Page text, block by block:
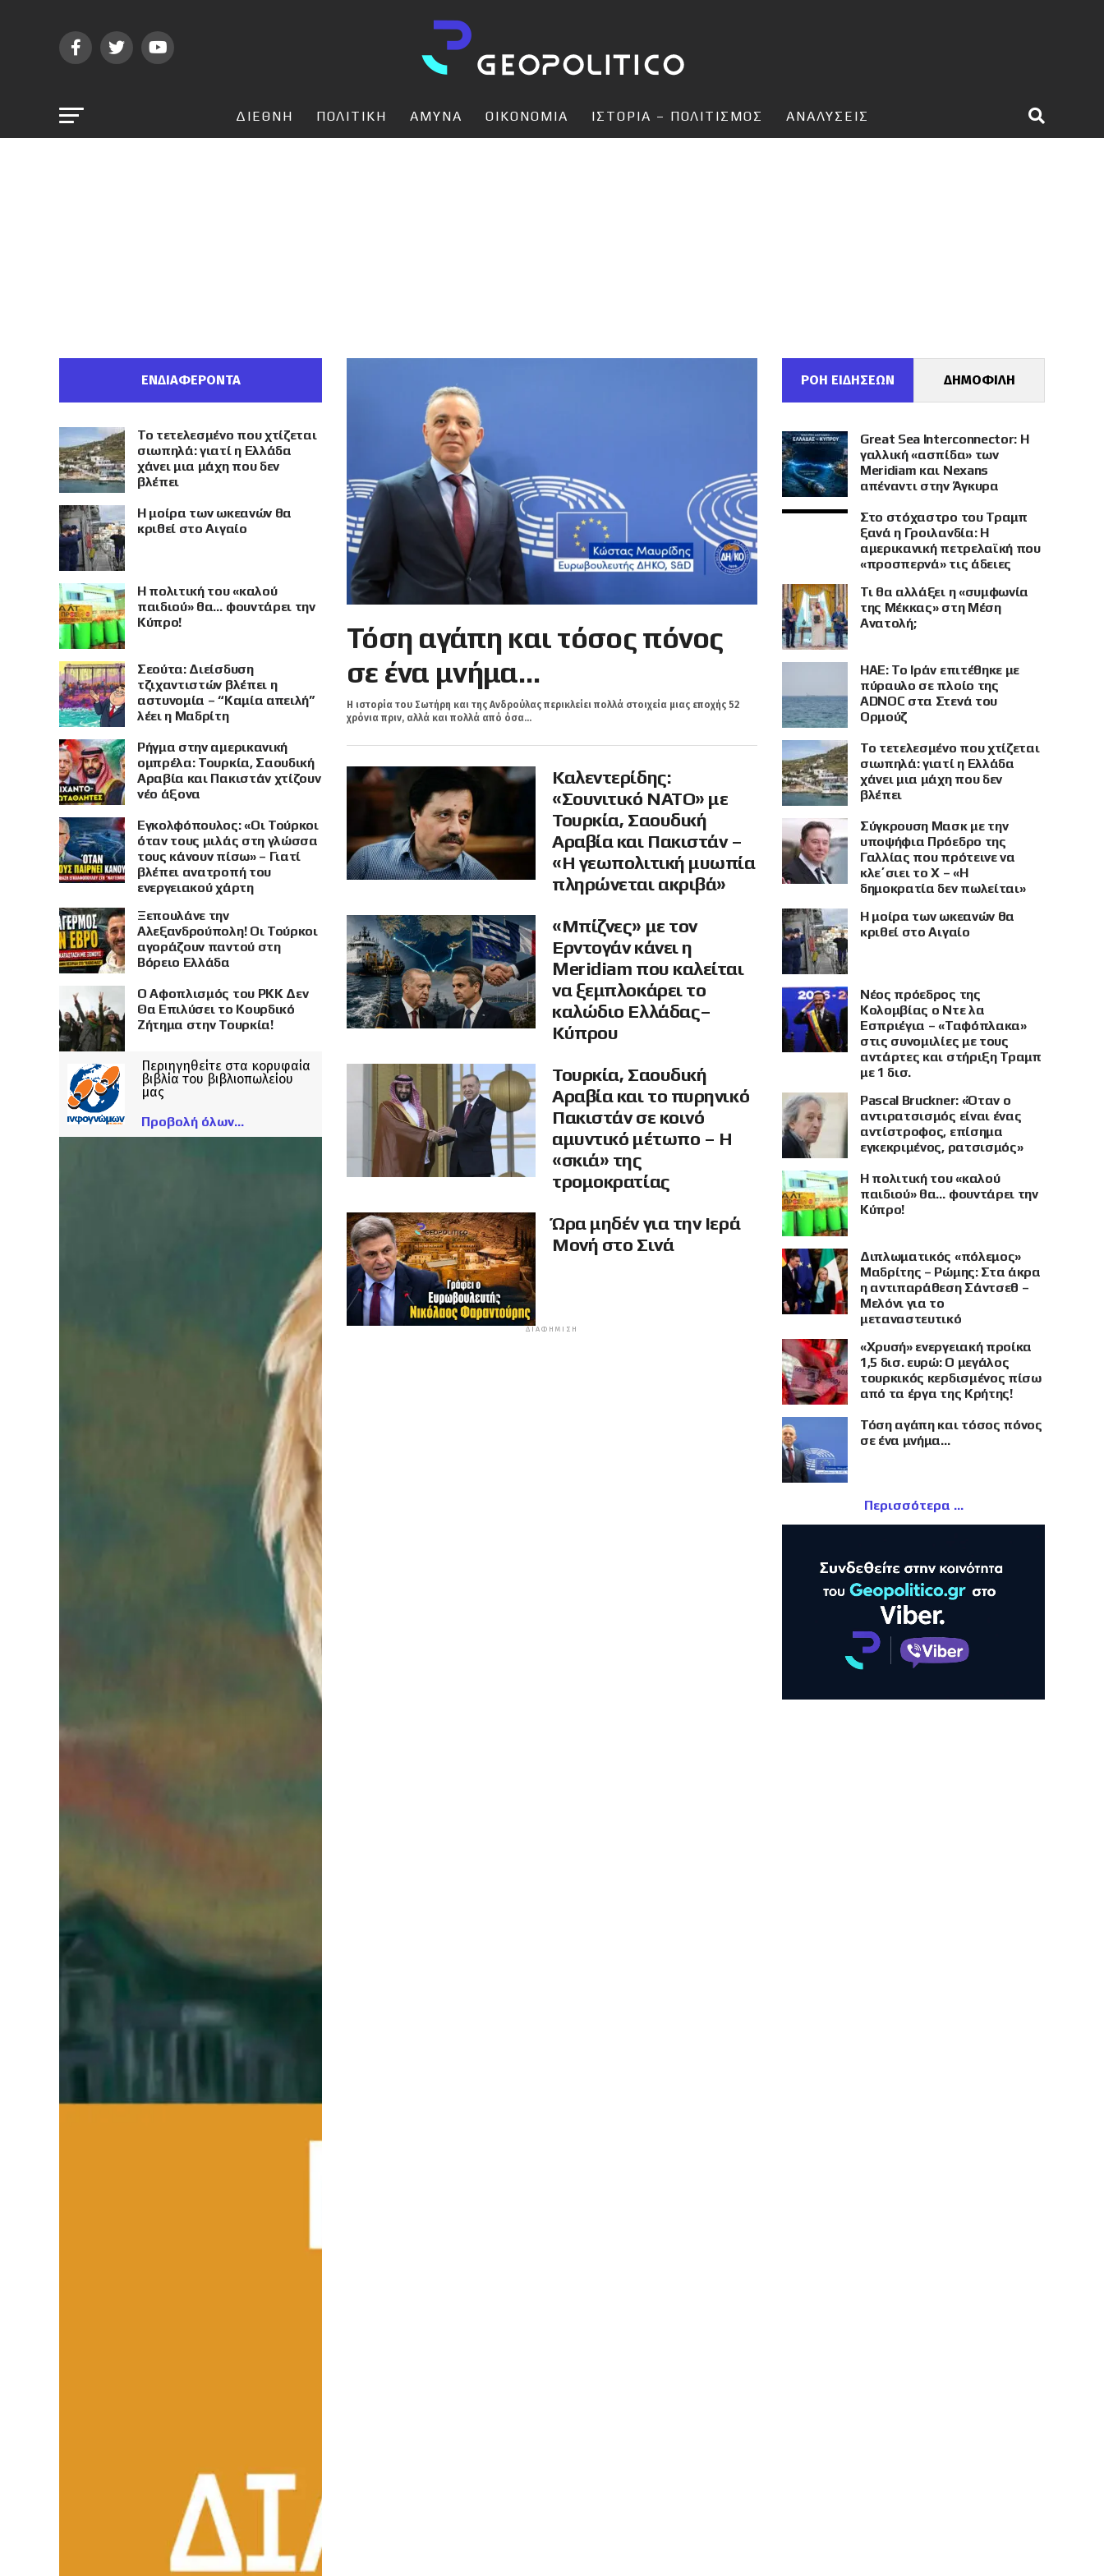
ΔΙΕΘΝΗ ΠΟΛΙΤΙΚΗ ΑΜΥΝΑ ΟΙΚΟΝΟΜΙΑ ΙΣΤΟΡΙΑ – ΠΟΛΙΤΙΣΜΟΣ ΑΝΑΛΥΣΕΙΣ
Τόση αγάπη και τόσος πόνος
σε ένα μνήμα…
Η ιστορία του Σωτήρη και της Ανδρούλας περικλείει πολλά στοιχεία μιας εποχής 52
χρόνια πριν, αλλά και πολλά από όσα...
Καλεντερίδης:
«Σουνιτικό ΝΑΤΟ» με
Τουρκία, Σαουδική
Αραβία και Πακιστάν –
«Η γεωπολιτική μυωπία
πληρώνεται ακριβά»
«Μπίζνες» με τον
Ερντογάν κάνει η
Meridiam που καλείται
να ξεμπλοκάρει το
καλώδιο Ελλάδας–
Κύπρου
Τουρκία, Σαουδική
Αραβία και το πυρηνικό
Πακιστάν σε κοινό
αμυντικό μέτωπο – Η
«σκιά» της
τρομοκρατίας
Ώρα μηδέν για την Ιερά
Μονή στο Σινά
ΔΙΑΦΉΜΙΣΗ
ΕΝΔΙΑΦΕΡΟΝΤΑ
Το τετελεσμένο που χτίζεται
σιωπηλά: γιατί η Ελλάδα
χάνει μια μάχη που δεν
βλέπει
Η μοίρα των ωκεανών θα
κριθεί στο Αιγαίο
Η πολιτική του «καλού
παιδιού» θα… φουντάρει την
Κύπρο!
Σεούτα: Διείσδυση
τζιχαντιστών βλέπει η
αστυνομία – “Καμία απειλή”
λέει η Μαδρίτη
Ρήγμα στην αμερικανική
ομπρέλα: Τουρκία, Σαουδική
Αραβία και Πακιστάν χτίζουν
νέο άξονα
Εγκολφόπουλος: «Οι Τούρκοι
όταν τους μιλάς στη γλώσσα
τους κάνουν πίσω» – Γιατί
βλέπει ανατροπή του
ενεργειακού χάρτη
Ξεπουλάνε την
Αλεξανδρούπολη! Οι Τούρκοι
αγοράζουν παντού στη
Βόρειο Ελλάδα
Ο Αφοπλισμός του PKK Δεν
Θα Επιλύσει το Κουρδικό
Ζήτημα στην Τουρκία!
Περιηγηθείτε στα κορυφαία
βιβλία του βιβλιοπωλείου
μας
Προβολή όλων
ΡΟΗ ΕΙΔΗΣΕΩΝ ΔΗΜΟΦΙΛΗ
Great Sea Interconnector: Η
γαλλική «ασπίδα» των
Meridiam και Nexans
απέναντι στην Άγκυρα
Στο στόχαστρο του Τραμπ
ξανά η Γροιλανδία: Η
αμερικανική πετρελαϊκή που
«προσπερνά» τις άδειες
Τι θα αλλάξει η «συμφωνία
της Μέκκας» στη Μέση
Ανατολή;
ΗΑΕ: Το Ιράν επιτέθηκε με
πύραυλο σε πλοίο της
ADNOC στα Στενά του
Ορμούζ
Το τετελεσμένο που χτίζεται
σιωπηλά: γιατί η Ελλάδα
χάνει μια μάχη που δεν
βλέπει
Σύγκρουση Μασκ με την
υποψήφια Πρόεδρο της
Γαλλίας που πρότεινε να
κλε΄σιει το X – «Η
δημοκρατία δεν πωλείται»
Η μοίρα των ωκεανών θα
κριθεί στο Αιγαίο
Νέος πρόεδρος της
Κολομβίας ο Ντε λα
Εσπριέγια – «Ταφόπλακα»
στις συνομιλίες με τους
αντάρτες και στήριξη Τραμπ
με 1 δισ.
Pascal Bruckner: «Όταν ο
αντιρατσισμός είναι ένας
αντίστροφος, επίσημα
εγκεκριμένος, ρατσισμός»
Η πολιτική του «καλού
παιδιού» θα… φουντάρει την
Κύπρο!
Διπλωματικός «πόλεμος»
Μαδρίτης – Ρώμης: Στα άκρα
η αντιπαράθεση Σάντσεθ –
Μελόνι για το
μεταναστευτικό
«Χρυσή» ενεργειακή προίκα
1,5 δισ. ευρώ: Ο μεγάλος
τουρκικός κερδισμένος πίσω
από τα έργα της Κρήτης!
Τόση αγάπη και τόσος πόνος
σε ένα μνήμα…
Περισσότερα